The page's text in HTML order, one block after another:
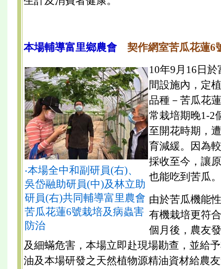
本場輔導富里鄉農會契作網室苦瓜花蓮6
‧本場全中和副研員(右)、
吳岱融助研員(中)及林立助
研員(右)共同輔導富里農會
苦瓜花蓮6號栽培及病蟲害
防治
10年9月16日
間設施內，定
品種－苦瓜花
常栽培期晚1-2
至開花時期，
育減緩。因為
採收至今，讓
也能吃到苦瓜。
由於苦瓜機能
有機栽培更符
個月後，農友
及細蟎危害，本場立即赴現場勘查，並給
油及本場研發之天然植物源精油資材給農